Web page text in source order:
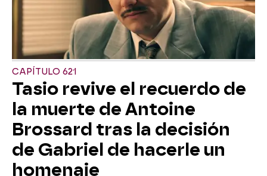
CAPÍTULO 621
Tasio revive el recuerdo de
la muerte de Antoine
Brossard tras la decisión
de Gabriel de hacerle un
homenaje